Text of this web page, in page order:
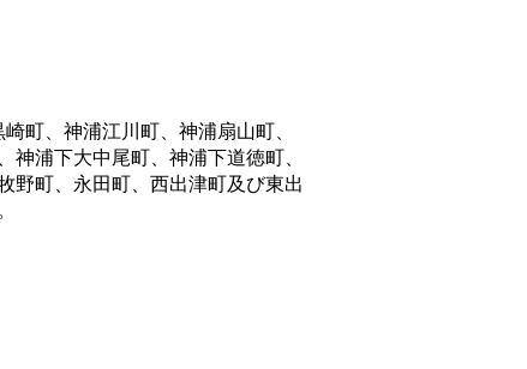
町、神浦江川町、神浦扇山町、
浦下大中尾町、神浦下道徳町、
野町、永田町、西出津町及び東出